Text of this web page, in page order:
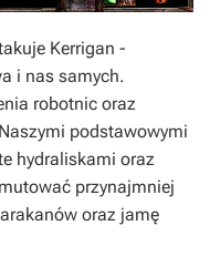
Kerrigan -
i nas samych.
robotnic oraz
podstawowymi
hydraliskami oraz
przynajmniej
oraz jamę